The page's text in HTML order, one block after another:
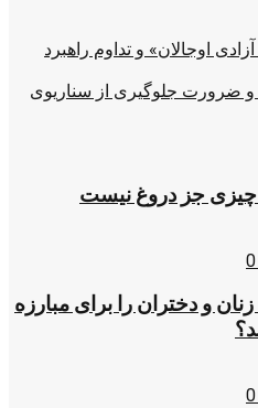
آزادی اوجالان» و تداوم راهبرد
و ضرورت جلوگیری از سناریوی
جز دروغ نیست
0
و دختران را برای مبارزه
0